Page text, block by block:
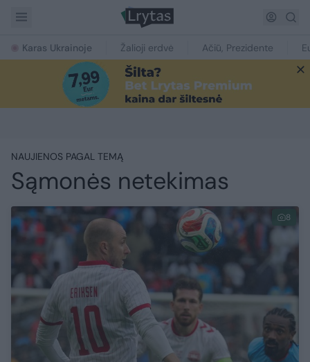
Karas Ukrainoje Žalioji erdvė Ačiū, Prezidente
NAUJIENOS PAGAL TEMĄ
Sąmonės netekimas
8